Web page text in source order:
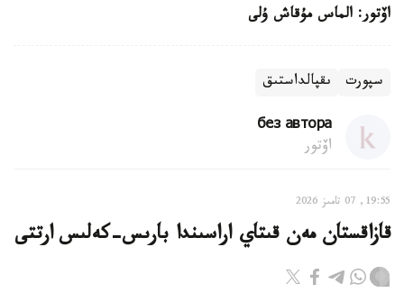
اۆتور: الماس مۇقاش ۇلى
سپورت ىقپالداستىق
без автора
اۆتور
19:55, 07 تامىز 2026
قازاقستان مەن قىتاي اراسىندا بارىس-كەلىس ارتتى